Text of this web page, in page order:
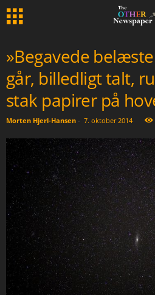
»Begavede
går, billedligt talt,
stak papirer på
Morten Hjerl-Hansen - 7. oktober 2014